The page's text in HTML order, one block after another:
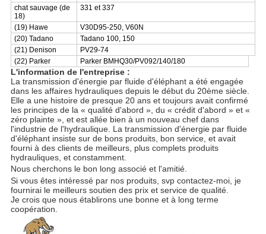
chat sauvage (de
18)
331 et 337
(19) Hawe
V30D95-250, V60N
(20) Tadano
Tadano 100, 150
(21) Denison
PV29-74
(22) Parker
Parker BMHQ30/PV092/140/180
L'information de l'entreprise :
La transmission d'énergie par fluide d'éléphant a été engagée
dans les affaires hydrauliques depuis le début du 20ème siècle.
Elle a une histoire de presque 20 ans et toujours avait confirmé
les principes de la « qualité d'abord », du « crédit d'abord » et «
zéro plainte », et est allée bien à un nouveau chef dans
l'industrie de l'hydraulique. La transmission d'énergie par fluide
d'éléphant insiste sur de bons produits, bon service, et avait
fourni à des clients de meilleurs, plus complets produits
hydrauliques, et constamment.
Nous cherchons le bon long associé et l'amitié.
Si vous êtes intéressé par nos produits, svp contactez-moi, je
fournirai le meilleurs soutien des prix et service de qualité.
Je crois que nous établirons une bonne et à long terme
coopération.